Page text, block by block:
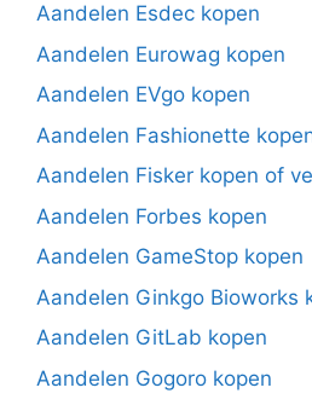
Aandelen Esdec kopen
Aandelen Eurowag kopen
Aandelen EVgo kopen
Aandelen Fashionette
Aandelen Fisker kopen of
Aandelen Forbes kopen
Aandelen GameStop kopen
Aandelen Ginkgo Bioworks
Aandelen GitLab kopen
Aandelen Gogoro kopen